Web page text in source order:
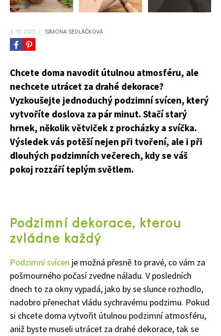
4. 10. 2025 / SIMONA SEDLÁČKOVÁ
Chcete doma navodit útulnou atmosféru, ale
nechcete utrácet za drahé dekorace?
Vyzkoušejte jednoduchý podzimní svícen, který
vytvoříte doslova za pár minut. Stačí starý
hrnek, několik větviček z procházky a svíčka.
Výsledek vás potěší nejen při tvoření, ale i při
dlouhých podzimních večerech, kdy se váš
pokoj rozzáří teplým světlem.
Podzimní dekorace, kterou
zvládne každý
Podzimní svícen je možná přesně to pravé, co vám za
pošmourného počasí zvedne náladu. V posledních
dnech to za okny vypadá, jako by se slunce rozhodlo,
nadobro přenechat vládu sychravému podzimu. Pokud
si chcete doma vytvořit útulnou podzimní atmosféru,
aniž byste museli utrácet za drahé dekorace, tak se